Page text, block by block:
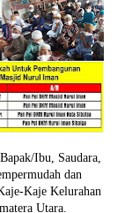
Ibu, Saudara,
dan
Kaje Kelurahan
Utara.